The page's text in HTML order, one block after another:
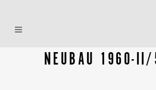
NEUBAU 1960-